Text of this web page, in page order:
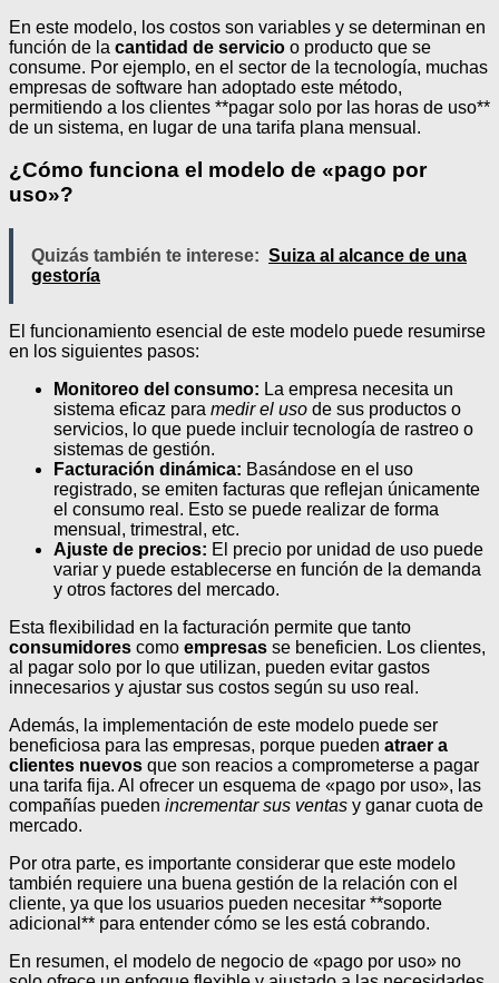
En este modelo, los costos son variables y se determinan en
función de la cantidad de servicio o producto que se
consume. Por ejemplo, en el sector de la tecnología, muchas
empresas de software han adoptado este método,
permitiendo a los clientes **pagar solo por las horas de uso**
de un sistema, en lugar de una tarifa plana mensual.
¿Cómo funciona el modelo de «pago por
uso»?
Quizás también te interese: Suiza al alcance de una
gestoría
El funcionamiento esencial de este modelo puede resumirse
en los siguientes pasos:
Monitoreo del consumo: La empresa necesita un
sistema eficaz para medir el uso de sus productos o
servicios, lo que puede incluir tecnología de rastreo o
sistemas de gestión.
Facturación dinámica: Basándose en el uso
registrado, se emiten facturas que reflejan únicamente
el consumo real. Esto se puede realizar de forma
mensual, trimestral, etc.
Ajuste de precios: El precio por unidad de uso puede
variar y puede establecerse en función de la demanda
y otros factores del mercado.
Esta flexibilidad en la facturación permite que tanto
consumidores como empresas se beneficien. Los clientes,
al pagar solo por lo que utilizan, pueden evitar gastos
innecesarios y ajustar sus costos según su uso real.
Además, la implementación de este modelo puede ser
beneficiosa para las empresas, porque pueden atraer a
clientes nuevos que son reacios a comprometerse a pagar
una tarifa fija. Al ofrecer un esquema de «pago por uso», las
compañías pueden incrementar sus ventas y ganar cuota de
mercado.
Por otra parte, es importante considerar que este modelo
también requiere una buena gestión de la relación con el
cliente, ya que los usuarios pueden necesitar **soporte
adicional** para entender cómo se les está cobrando.
En resumen, el modelo de negocio de «pago por uso» no